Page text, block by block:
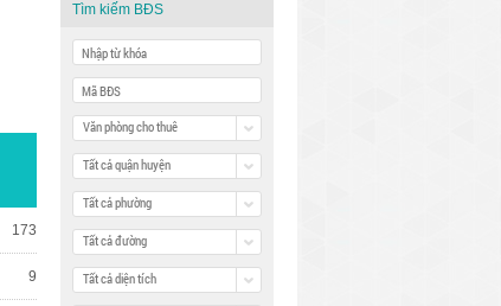
173
9
Tìm kiếm BĐS
Văn phòng cho thuê
Tất cả quận huyện
Tất cả phường
Tất cả đường
Tất cả diện tích